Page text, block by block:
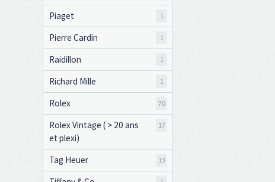
Piaget 1
Pierre Cardin 1
Raidillon 1
Richard Mille 1
Rolex 70
Rolex Vintage ( > 20 ans
et plexi)
17
Tag Heuer 13